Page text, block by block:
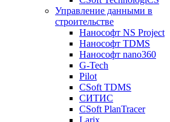
Управление данными в
строительстве
Нанософт NS Project
Нанософт TDMS
Нанософт nano360
G-Tech
Pilot
CSoft TDMS
СИТИС
CSoft PlanTracer
Larix